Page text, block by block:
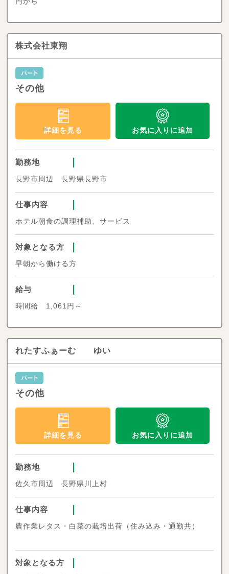
株式会社東翔
その他
詳細を見る お気に入りに追加
勤務地
長野市周辺 長野県長野市
仕事内容
ホテル朝食の調理補助、サービス
対象となる方
早朝から働ける方
給与
時間給 1,061円～
れたすふぁーむ ゆい
その他
詳細を見る お気に入りに追加
勤務地
佐久市周辺 長野県川上村
仕事内容
農作業レタス・白菜の栽培出荷（住み込み・通勤共）
対象となる方